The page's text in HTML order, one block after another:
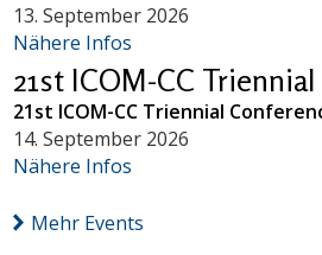
13. September 2026
Nähere Infos
21st ICOM-CC
21st ICOM-CC Triennial
14. September 2026
Nähere Infos
Mehr Events